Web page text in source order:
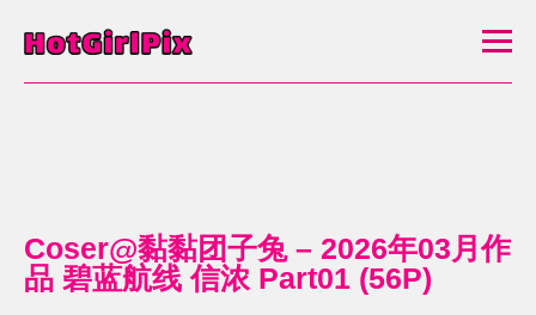
Coser@黏黏团子兔 – 2026年03月作
品 碧蓝航线 信浓 Part01 (56P)